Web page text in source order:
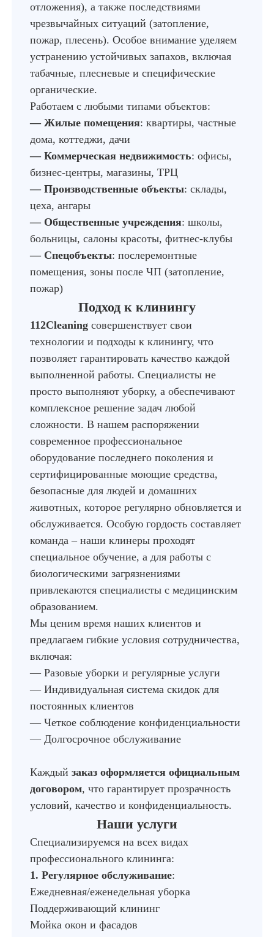
отложения), а также последствиями
чрезвычайных ситуаций (затопление,
пожар, плесень). Особое внимание уделяем
устранению устойчивых запахов, включая
табачные, плесневые и специфические
органические.
Работаем с любыми типами объектов:
— Жилые помещения: квартиры, частные
дома, коттеджи, дачи
— Коммерческая недвижимость: офисы,
бизнес-центры, магазины, ТРЦ
— Производственные объекты: склады,
цеха, ангары
— Общественные учреждения: школы,
больницы, салоны красоты, фитнес-клубы
— Спецобъекты: послеремонтные
помещения, зоны после ЧП (затопление,
пожар)
Подход к клинингу
112Cleaning совершенствует свои
технологии и подходы к клинингу, что
позволяет гарантировать качество каждой
выполненной работы. Специалисты не
просто выполняют уборку, а обеспечивают
комплексное решение задач любой
сложности. В нашем распоряжении
современное профессиональное
оборудование последнего поколения и
сертифицированные моющие средства,
безопасные для людей и домашних
животных, которое регулярно обновляется и
обслуживается. Особую гордость составляет
команда – наши клинеры проходят
специальное обучение, а для работы с
биологическими загрязнениями
привлекаются специалисты с медицинским
образованием.
Мы ценим время наших клиентов и
предлагаем гибкие условия сотрудничества,
включая:
— Разовые уборки и регулярные услуги
— Индивидуальная система скидок для
постоянных клиентов
— Четкое соблюдение конфиденциальности
— Долгосрочное обслуживание
Каждый заказ оформляется официальным
договором, что гарантирует прозрачность
условий, качество и конфиденциальность.
Наши услуги
Специализируемся на всех видах
профессионального клининга:
1. Регулярное обслуживание:
Ежедневная/еженедельная уборка
Поддерживающий клининг
Мойка окон и фасадов